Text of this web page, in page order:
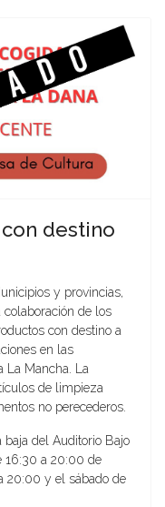
destino
y provincias,
de los
con destino a
en las
La Mancha. La
de limpieza
no perecederos.
baja del Auditorio Bajo
16:30 a 20:00 de
20:00 y el sábado de